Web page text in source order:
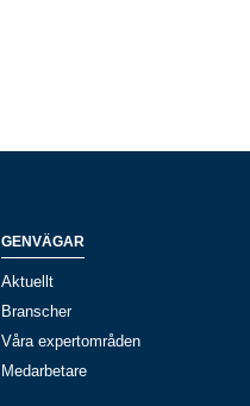
GENVÄGAR
Aktuellt
Branscher
Våra expertområden
Medarbetare